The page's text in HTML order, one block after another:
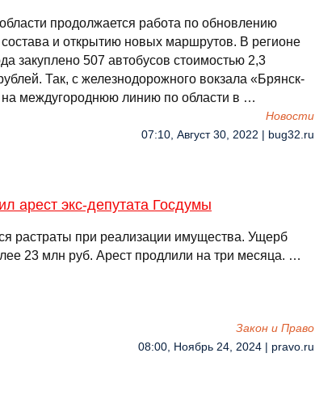
продолжается работа по обновлению
и открытию новых маршрутов. В регионе
закуплено 507 автобусов стоимостью 2,3
Так, с железнодорожного вокзала «Брянск-
на междугороднюю линию по области в …
Новости
07:10, Август 30, 2022 | bug32.ru
арест экс-депутата Госдумы
растраты при реализации имущества. Ущерб
23 млн руб. Арест продлили на три месяца. …
Закон и Право
08:00, Ноябрь 24, 2024 | pravo.ru